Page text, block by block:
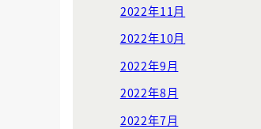
2022年11月
2022年10月
2022年9月
2022年8月
2022年7月